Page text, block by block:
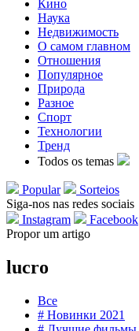
Кино
Наука
Недвижимость
О самом главном
Отношения
Популярное
Природа
Разное
Спорт
Технологии
Тренд
Todos os temas
Popular
Sorteios
Siga-nos nas redes sociais
Instagram
Facebook
Propor um artigo
lucro
Все
# Новинки 2021